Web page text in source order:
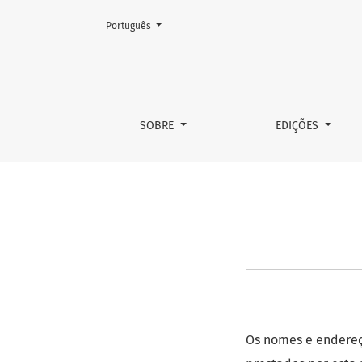
Declaração de Privacidade
SOBRE EDIÇÕES
Mudar o idioma. O atual é:
Português
Os nomes e